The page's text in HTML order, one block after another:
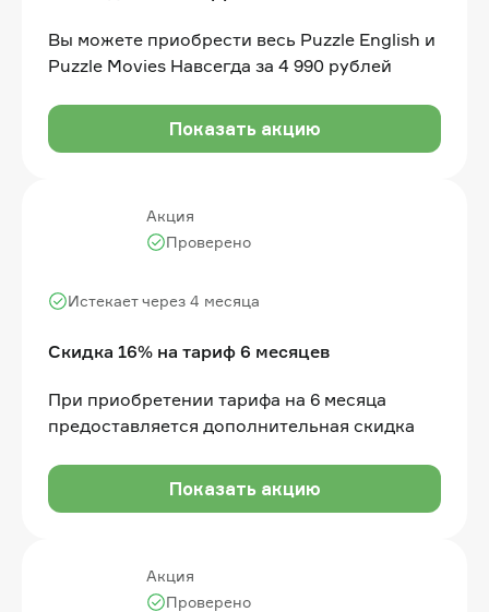
Вы можете приобрести весь Puzzle English и
Puzzle Movies Навсегда за 4 990 рублей
Показать акцию
Акция
Скидка 16% на тариф 6 месяцев
Истекает через 4 месяца
Проверено
При приобретении тарифа на 6 месяца
предоставляется дополнительная скидка
Показать акцию
Акция
Проверено